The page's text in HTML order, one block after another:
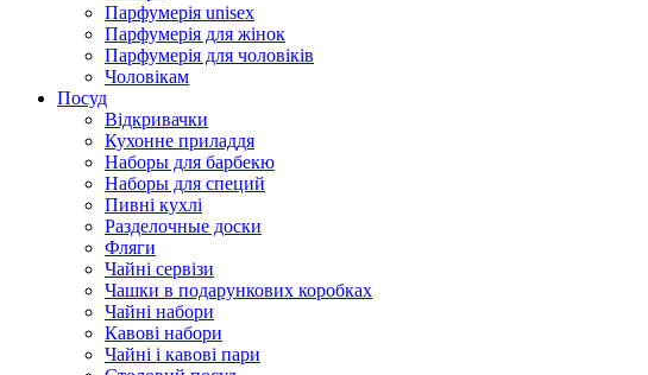
Парфумерія unisex
Парфумерія для жінок
Парфумерія для чоловіків
Чоловікам
Посуд
Відкривачки
Кухонне приладдя
Наборы для барбекю
Наборы для специй
Пивні кухлі
Разделочные доски
Фляги
Чайні сервізи
Чашки в подарункових коробках
Чайні набори
Кавові набори
Чайні і кавові пари